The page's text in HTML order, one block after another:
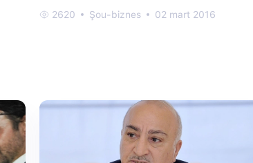
2620 Şou-biznes 02 mart 2016